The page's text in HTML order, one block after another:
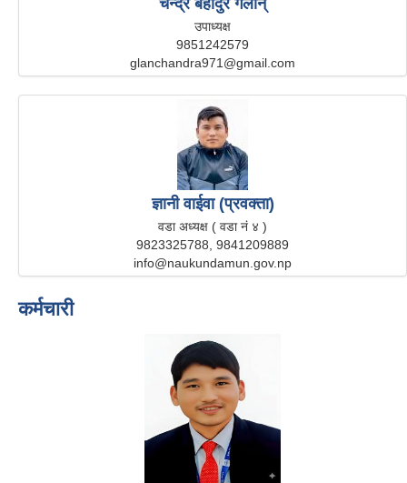
उपाध्यक्ष
9851242579
glanchandra971@gmail.com
ज्ञानी वाईवा (प्रवक्ता)
वडा अध्यक्ष ( वडा नं ४ )
9823325788, 9841209889
info@naukundamun.gov.np
कर्मचारी